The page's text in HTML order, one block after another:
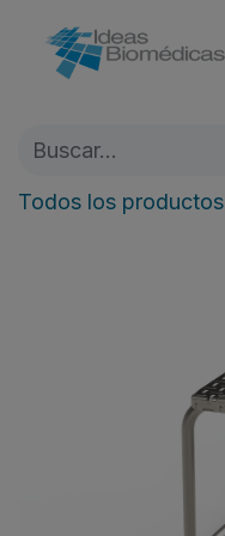
Todos los productos